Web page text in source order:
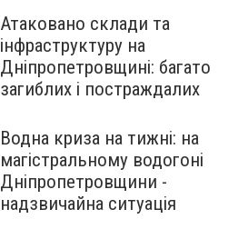
Атаковано склади та
інфраструктуру на
Дніпропетровщині: багато
загиблих і постраждалих
Водна криза на тижні: на
магістральному водогоні
Дніпропетровщини -
надзвичайна ситуація